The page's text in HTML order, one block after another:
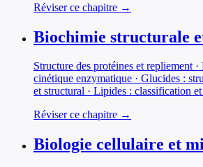
Réviser ce chapitre →
Biochimie structurale
Structure des protéines et repliement
cinétique enzymatique · Glucides :
et structural · Lipides : classification
Réviser ce chapitre →
Biologie cellulaire et